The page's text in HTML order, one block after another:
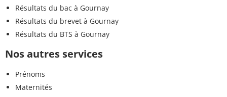
Résultats du bac à Gournay
Résultats du brevet à Gournay
Résultats du BTS à Gournay
Nos autres services
Prénoms
Maternités